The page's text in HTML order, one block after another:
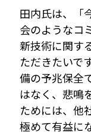
田内氏は、「
会のようなコ
新技術に関す
ただきたいで
備の予兆保全
はなく、悲鳴
ためには、他
極めて有益に